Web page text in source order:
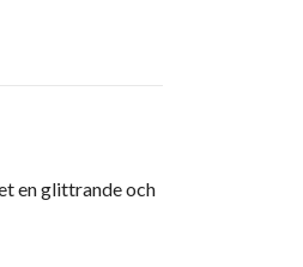
en glittrande och